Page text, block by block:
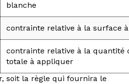
blanche
contrainte relative à la surface
contrainte relative à la quantité
totale à appliquer
soit la règle qui fournira le